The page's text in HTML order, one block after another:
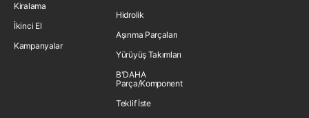
Kiralama
İkinci El
Kampanyalar
Hidrolik
Aşınma Parçaları
Yürüyüş Takımları
B'DAHA
Parça/Komponent
Teklif İste